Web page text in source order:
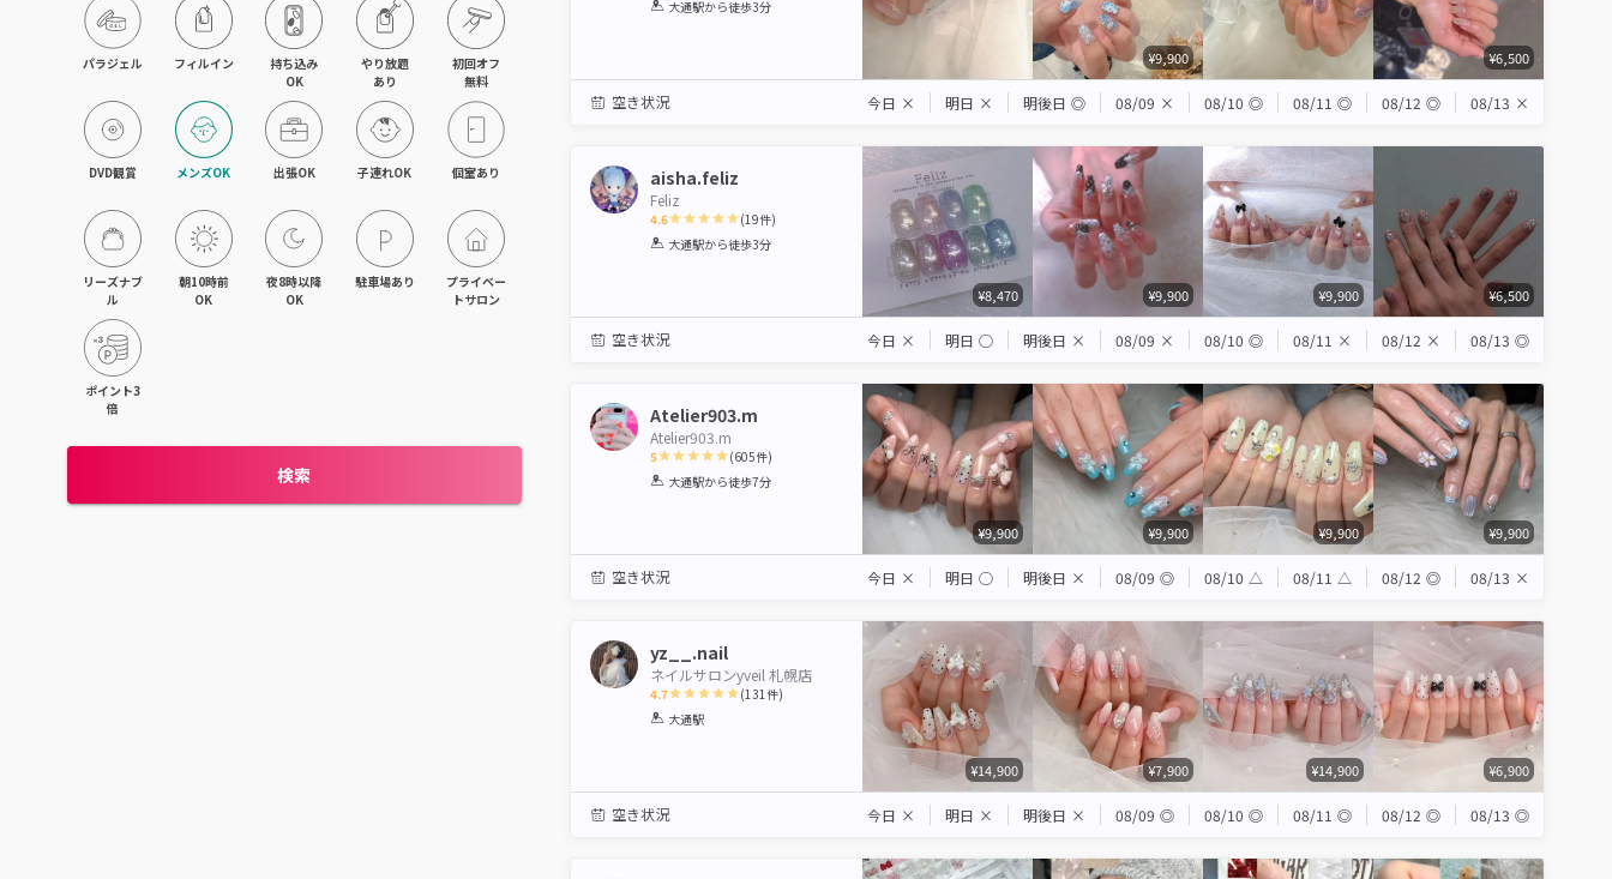
網走・北見
釧路・根室
帯広・十勝
北海道その他
パラジェル フィルイン
持ち込み
OK
やり放題
あり
初回オフ
無料
DVD観賞 メンズOK 出張OK 子連れOK 個室あり
リーズナブ
ル
朝10時前
OK
夜8時以降
OK
駐車場あり
プライベー
トサロン
ポイント3
倍
検索
1 2 3 4 5
大通駅から徒歩3分
¥9,900 ¥6,500
空き状況 今日 × 明日 × 明後日 ◎ 08/09 × 08/10 ◎ 08/11 ◎ 08/12 ◎ 08/13 ×
aisha.feliz
Feliz
4.6
1 2 3 4 5
(19件)
大通駅から徒歩3分
¥8,470 ¥9,900 ¥9,900 ¥6,500
空き状況 今日 × 明日 ◯ 明後日 × 08/09 × 08/10 ◎ 08/11 × 08/12 × 08/13 ◎
Atelier903.m
Atelier903.m
5
1 2 3 4 5
(605件)
大通駅から徒歩7分
¥9,900 ¥9,900 ¥9,900 ¥9,900
空き状況 今日 × 明日 ◯ 明後日 × 08/09 ◎ 08/10 △ 08/11 △ 08/12 ◎ 08/13 ×
yz__.nail
ネイルサロンyveil 札幌店
4.7
1 2 3
(131 件)
大通駅
¥14,900 ¥7,900 ¥14,900 ¥6,900
空き状況 今日 × 明日 × 明後日 × 08/09 ◎ 08/10 ◎ 08/11 ◎ 08/12 ◎ 08/13 ◎